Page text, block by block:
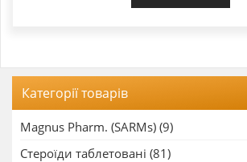
Категорії товарів
Magnus Pharm. (SARMs) (9)
Стероїди таблетовані (81)